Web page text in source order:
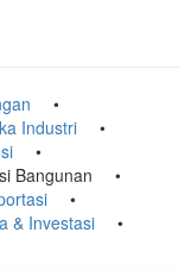
Industri
Bangunan
& Investasi